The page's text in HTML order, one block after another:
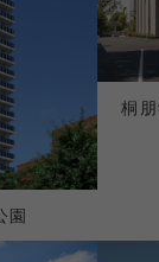
園
桐